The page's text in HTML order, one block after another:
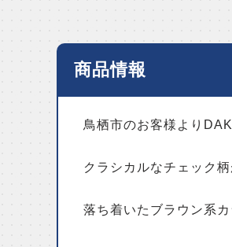
商品情報
鳥栖市のお客様より
クラシカルなチェック
落ち着いたブラウン系